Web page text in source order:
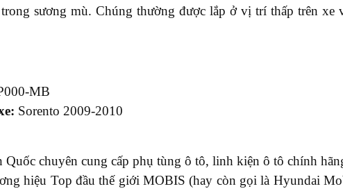
sương mù. Chúng thường được lắp ở vị trí thấp trên xe
MB
Sorento 2009-2010
chuyên cung cấp phụ tùng ô tô, linh kiện ô tô chính
hiệu Top đầu thế giới MOBIS (hay còn gọi là Hyundai